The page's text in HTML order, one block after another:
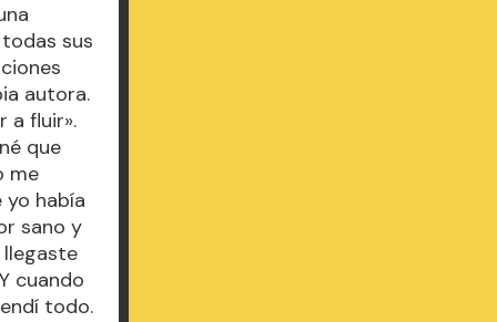
sus
autora.
a fluir».
que
me
había
sano y
llegaste
cuando
todo.